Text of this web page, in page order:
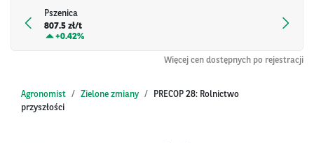
Pszenica
807.5 zł/t
+0.42%
Więcej cen dostępnych po rejestracji
Agronomist Zielone zmiany
PRECOP 28: Rolnictwo
przyszłości